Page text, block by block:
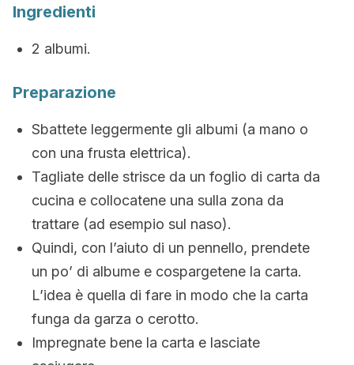
Ingredienti
2 albumi.
Preparazione
Sbattete leggermente gli albumi (a mano o
con una frusta elettrica).
Tagliate delle strisce da un foglio di carta da
cucina e collocatene una sulla zona da
trattare (ad esempio sul naso).
Quindi, con l’aiuto di un pennello, prendete
un po’ di albume e cospargetene la carta.
L’idea è quella di fare in modo che la carta
funga da garza o cerotto.
Impregnate bene la carta e lasciate